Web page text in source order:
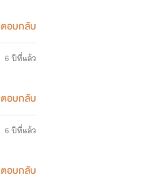
ตอบกลับ
6 ปีที่แล้ว
ตอบกลับ
6 ปีที่แล้ว
ตอบกลับ